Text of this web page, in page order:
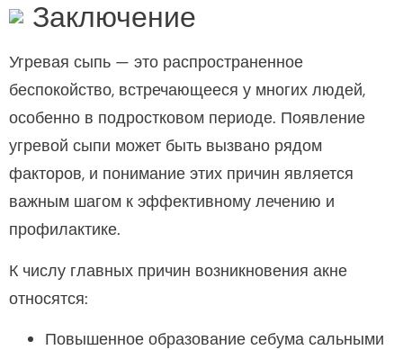
Заключение
Угревая сыпь — это распространенное
беспокойство, встречающееся у многих людей,
особенно в подростковом периоде. Появление
угревой сыпи может быть вызвано рядом
факторов, и понимание этих причин является
важным шагом к эффективному лечению и
профилактике.
К числу главных причин возникновения акне
относятся:
Повышенное образование себума сальными